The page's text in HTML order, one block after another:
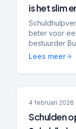
is het slim
andere
beter voor
bestuurder
online
Lees meer
4 februari 2026
Schulden